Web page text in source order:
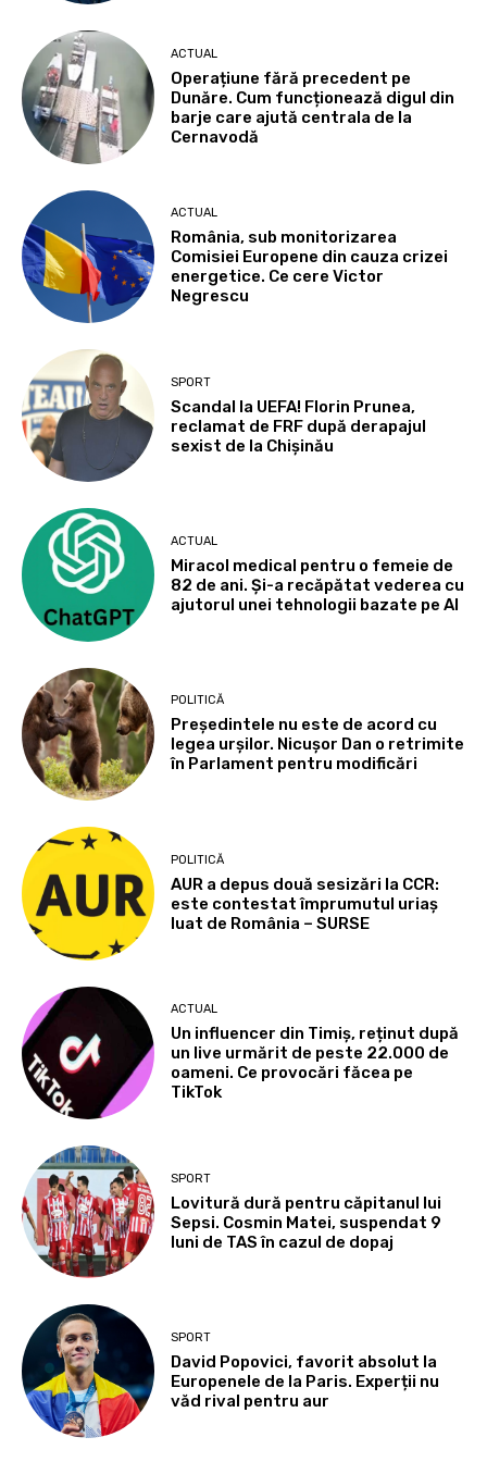
ACTUAL
Operațiune fără precedent pe
Dunăre. Cum funcționează digul din
barje care ajută centrala de la
Cernavodă
ACTUAL
România, sub monitorizarea
Comisiei Europene din cauza crizei
energetice. Ce cere Victor
Negrescu
SPORT
Scandal la UEFA! Florin Prunea,
reclamat de FRF după derapajul
sexist de la Chișinău
ACTUAL
Miracol medical pentru o femeie de
82 de ani. Și-a recăpătat vederea cu
ajutorul unei tehnologii bazate pe AI
POLITICĂ
Președintele nu este de acord cu
legea urșilor. Nicușor Dan o retrimite
în Parlament pentru modificări
POLITICĂ
AUR a depus două sesizări la CCR:
este contestat împrumutul uriaș
luat de România – SURSE
ACTUAL
Un influencer din Timiș, reținut după
un live urmărit de peste 22.000 de
oameni. Ce provocări făcea pe
TikTok
SPORT
Lovitură dură pentru căpitanul lui
Sepsi. Cosmin Matei, suspendat 9
luni de TAS în cazul de dopaj
SPORT
David Popovici, favorit absolut la
Europenele de la Paris. Experții nu
văd rival pentru aur